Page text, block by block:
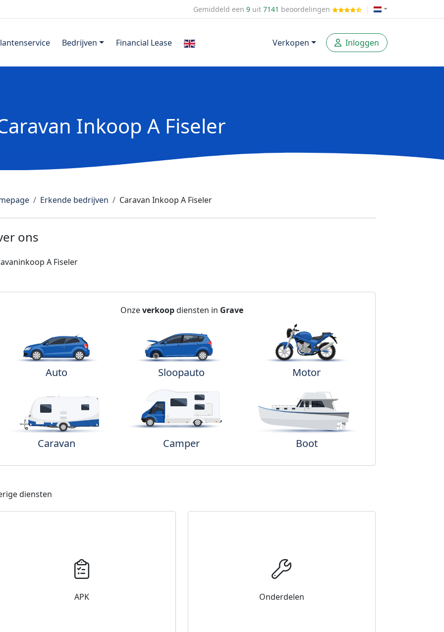
Gemiddeld een9 uit7141 beoordelingen
Bedrijven Financial Lease Verkopen Inloggen
Inkoop A Fiseler
Erkende bedrijven Caravan Inkoop A Fiseler
ons
A Fiseler
Onzeverkoopdiensten in Grave
Auto Sloopauto Motor
Caravan Camper Boot
diensten
APK Onderdelen